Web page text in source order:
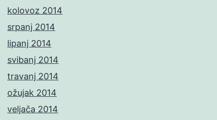
kolovoz 2014
srpanj 2014
lipanj 2014
svibanj 2014
travanj 2014
ožujak 2014
veljača 2014